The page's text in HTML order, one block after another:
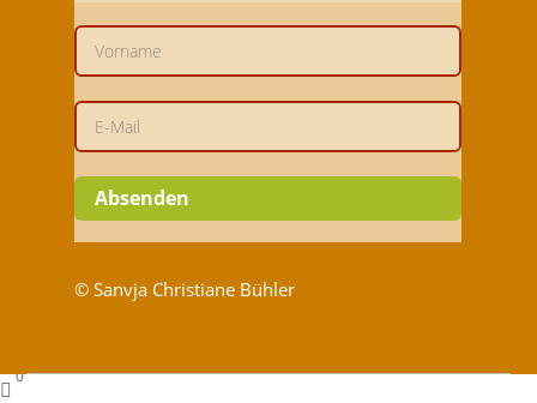
Absenden
© Sanvja Christiane Bühler

0